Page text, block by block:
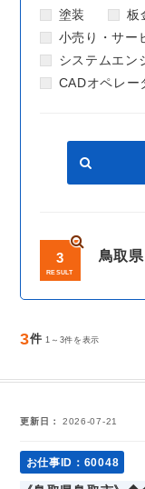
塗装
板
小売り・サー
システムエン
CADオペレー
3
RESULT
鳥取
3件 1～3件を表示
更新日 2026-07-21
お仕事ID：60048